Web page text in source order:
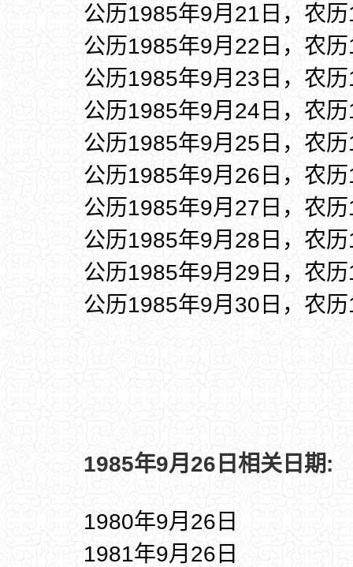
公历1985年9月21日，农
公历1985年9月22日，农
公历1985年9月23日，农
公历1985年9月24日，农
公历1985年9月25日，农
公历1985年9月26日，农
公历1985年9月27日，农
公历1985年9月28日，农
公历1985年9月29日，农
公历1985年9月30日，农
1985年9月26日相关日期:
1980年9月26日
1981年9月26日